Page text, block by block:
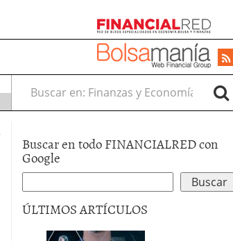
Buscar en:
Buscar en todo FINANCIALRED con
Google
ÚLTIMOS ARTÍCULOS